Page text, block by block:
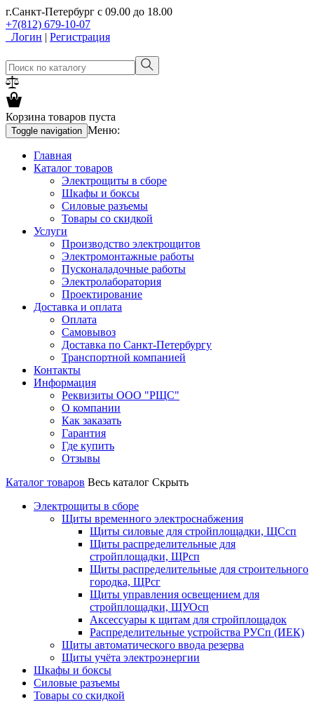
г.Санкт-Петербург с 09.00 до 18.00
+7(812) 679-10-07
Логин | Регистрация
Корзина товаров пуста
Toggle navigation Меню:
Главная
Каталог товаров
Электрощиты в сборе
Шкафы и боксы
Силовые разъемы
Товары со скидкой
Услуги
Производство электрощитов
Электромонтажные работы
Пусконаладочные работы
Электролаборатория
Проектирование
Доставка и оплата
Оплата
Самовывоз
Доставка по Санкт-Петербургу
Транспортной компанией
Контакты
Информация
Реквизиты ООО "РЩС"
О компании
Как заказать
Гарантия
Где купить
Отзывы
Каталог товаров Весь каталог Скрыть
Электрощиты в сборе
Щиты временного электроснабжения
Щиты силовые для стройплощадки, ЩСсп
Щиты распределительные для
стройплощадки, ЩРсп
Щиты распределительные для строительного
городка, ЩРсг
Щиты управления освещением для
стройплощадки, ЩУОсп
Аксессуары к щитам для стройплощадок
Распределительные устройства РУСп (ИЕК)
Щиты автоматического ввода резерва
Щиты учёта электроэнергии
Шкафы и боксы
Силовые разъемы
Товары со скидкой